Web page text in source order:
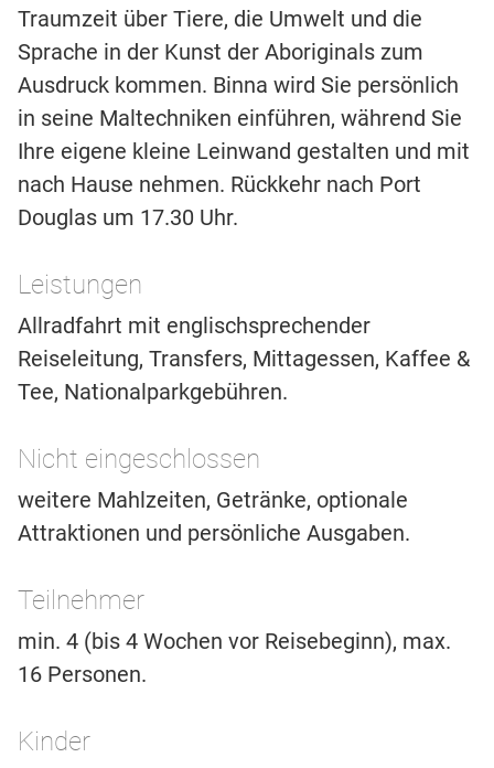
Traumzeit über Tiere, die Umwelt und die
Sprache in der Kunst der Aboriginals zum
Ausdruck kommen. Binna wird Sie persönlich
in seine Maltechniken einführen, während Sie
Ihre eigene kleine Leinwand gestalten und mit
nach Hause nehmen. Rückkehr nach Port
Douglas um 17.30 Uhr.
Leistungen
Allradfahrt mit englischsprechender
Reiseleitung, Transfers, Mittagessen, Kaffee &
Tee, Nationalparkgebühren.
Nicht eingeschlossen
weitere Mahlzeiten, Getränke, optionale
Attraktionen und persönliche Ausgaben.
Teilnehmer
min. 4 (bis 4 Wochen vor Reisebeginn), max.
16 Personen.
Kinder